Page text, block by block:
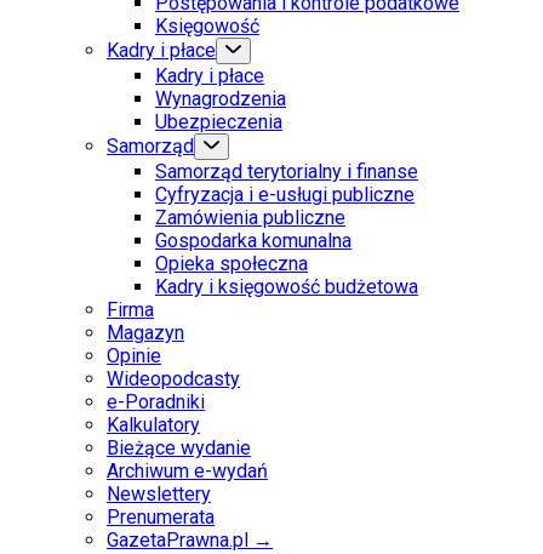
Księgowość
Kadry i płace
Kadry i płace
Wynagrodzenia
Ubezpieczenia
Samorząd
Samorząd terytorialny i finanse
Cyfryzacja i e-usługi publiczne
Zamówienia publiczne
Gospodarka komunalna
Opieka społeczna
Kadry i księgowość budżetowa
Firma
Magazyn
Opinie
Wideopodcasty
e-Poradniki
Kalkulatory
Bieżące wydanie
Archiwum e-wydań
Newslettery
Prenumerata
GazetaPrawna.pl →